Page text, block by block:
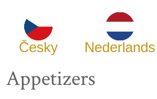
Česky Nederlands
Appetizers